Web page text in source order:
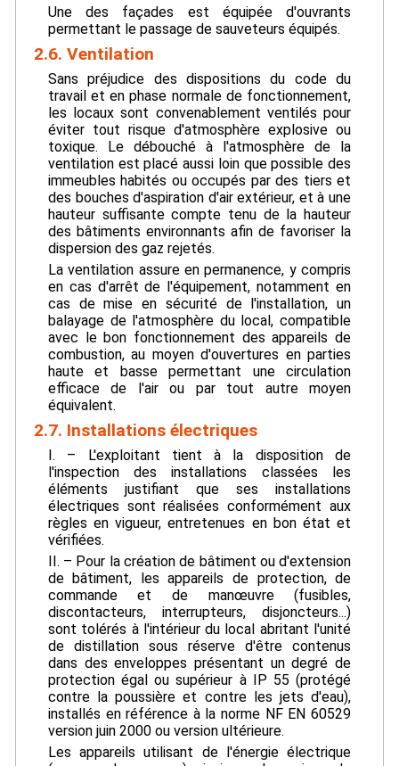
Une des façades est équipée d'ouvrants
permettant le passage de sauveteurs équipés.
2.6. Ventilation
Sans préjudice des dispositions du code du
travail et en phase normale de fonctionnement,
les locaux sont convenablement ventilés pour
éviter tout risque d'atmosphère explosive ou
toxique. Le débouché à l'atmosphère de la
ventilation est placé aussi loin que possible des
immeubles habités ou occupés par des tiers et
des bouches d'aspiration d'air extérieur, et à une
hauteur suffisante compte tenu de la hauteur
des bâtiments environnants afin de favoriser la
dispersion des gaz rejetés.
La ventilation assure en permanence, y compris
en cas d'arrêt de l'équipement, notamment en
cas de mise en sécurité de l'installation, un
balayage de l'atmosphère du local, compatible
avec le bon fonctionnement des appareils de
combustion, au moyen d'ouvertures en parties
haute et basse permettant une circulation
efficace de l'air ou par tout autre moyen
équivalent.
2.7. Installations électriques
I. – L'exploitant tient à la disposition de
l'inspection des installations classées les
éléments justifiant que ses installations
électriques sont réalisées conformément aux
règles en vigueur, entretenues en bon état et
vérifiées.
II. – Pour la création de bâtiment ou d'extension
de bâtiment, les appareils de protection, de
commande et de manœuvre (fusibles,
discontacteurs, interrupteurs, disjoncteurs...)
sont tolérés à l'intérieur du local abritant l'unité
de distillation sous réserve d'être contenus
dans des enveloppes présentant un degré de
protection égal ou supérieur à IP 55 (protégé
contre la poussière et contre les jets d'eau),
installés en référence à la norme NF EN 60529
version juin 2000 ou version ultérieure.
Les appareils utilisant de l'énergie électrique